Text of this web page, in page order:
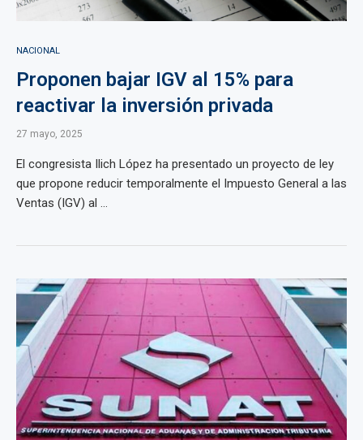
NACIONAL
Proponen bajar IGV al 15% para
reactivar la inversión privada
27 mayo, 2025
El congresista Ilich López ha presentado un proyecto de ley
que propone reducir temporalmente el Impuesto General a las
Ventas (IGV) al ...